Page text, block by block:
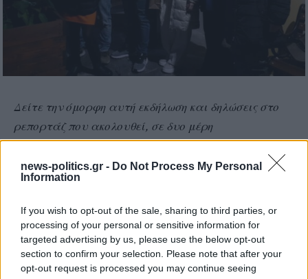
news-politics.gr - Do Not Process My Personal
Information
If you wish to opt-out of the sale, sharing to third parties, or
processing of your personal or sensitive information for
targeted advertising by us, please use the below opt-out
section to confirm your selection. Please note that after your
opt-out request is processed you may continue seeing
Δείτε την όμορφη αυτή εκδήλωση και δηλώσεις στο
ρεπορτάζ που ακολουθεί, σε δυο μέρη
Α ΜΕΡΟΣ